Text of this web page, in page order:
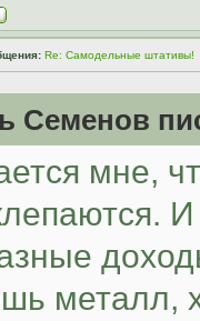
Re: Самодельные штативы!
Семенов
мне,
металл,